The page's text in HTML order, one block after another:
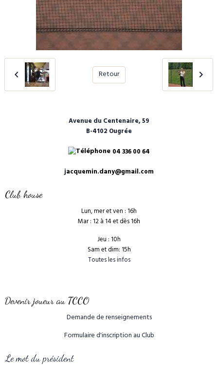
Retour
Avenue du Centenaire, 59
B-4102 Ougrée
04 336 00 64
jacquemin.dany@gmail.com
Club house
Lun, mer et ven : 16h
Mar : 12 à 14 et dès 16h
Jeu : 10h
Sam et dim: 15h
Toutes les infos
Devenir joueur au TCCO
Demande de renseignements
Formulaire d'inscription au Club
Le mot du président